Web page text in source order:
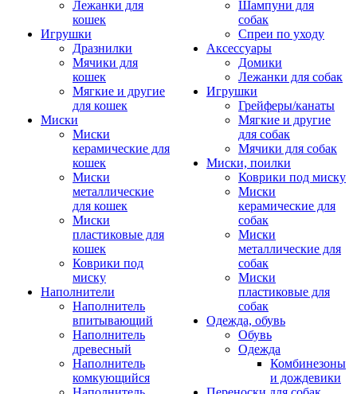
Лежанки для
кошек
Игрушки
Дразнилки
Мячики для
кошек
Мягкие и другие
для кошек
Миски
Миски
керамические для
кошек
Миски
металлические
для кошек
Миски
пластиковые для
кошек
Коврики под
миску
Наполнители
Наполнитель
впитывающий
Наполнитель
древесный
Наполнитель
комкующийся
Шампуни для
собак
Спреи по уходу
Аксессуары
Домики
Лежанки для собак
Игрушки
Грейферы/канаты
Мягкие и другие
для собак
Мячики для собак
Миски, поилки
Коврики под миску
Миски
керамические для
собак
Миски
металлические для
собак
Миски
пластиковые для
собак
Одежда, обувь
Обувь
Одежда
Комбинезоны
и дождевики